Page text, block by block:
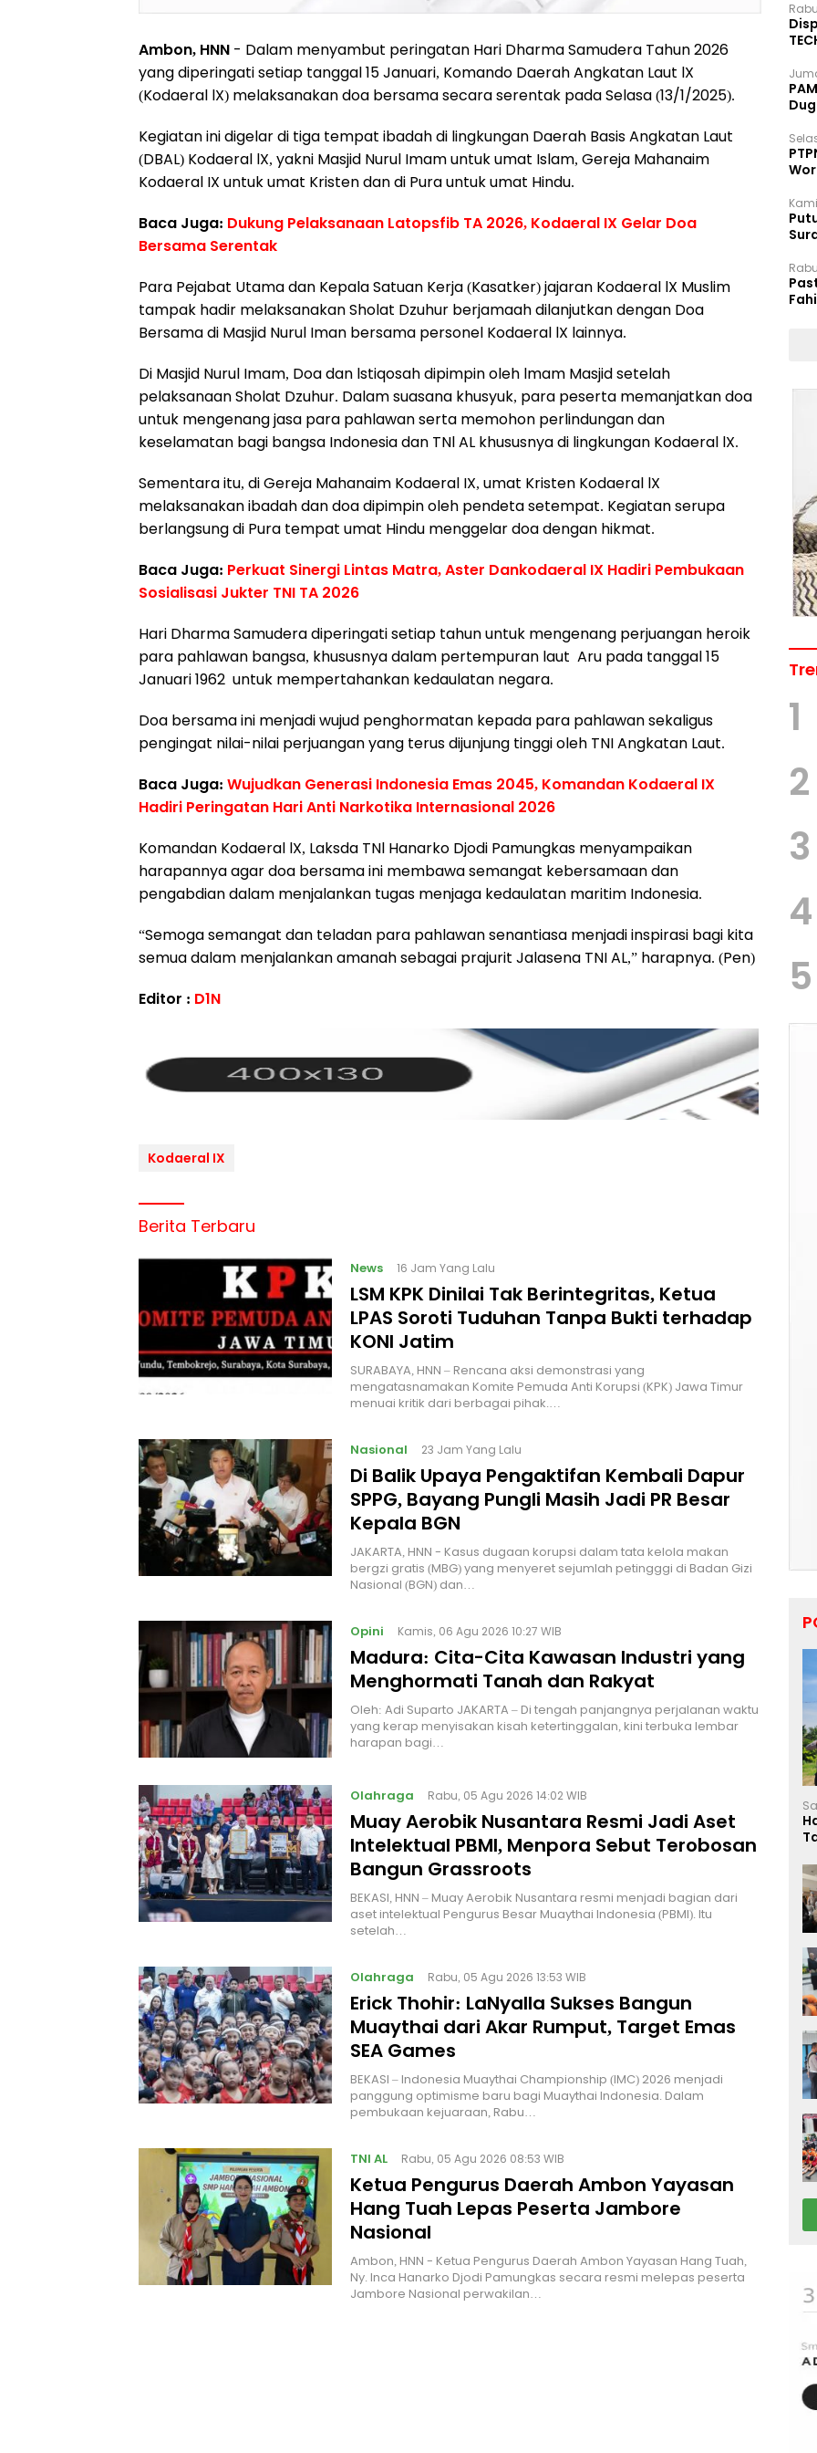
Ambon, HNN - Dalam menyambut peringatan Hari Dharma Samudera Tahun 2026
yang diperingati setiap tanggal 15 Januari, Komando Daerah Angkatan Laut lX
(Kodaeral lX) melaksanakan doa bersama secara serentak pada Selasa (13/1/2025).
Kegiatan ini digelar di tiga tempat ibadah di lingkungan Daerah Basis Angkatan Laut
(DBAL) Kodaeral lX, yakni Masjid Nurul Imam untuk umat Islam, Gereja Mahanaim
Kodaeral IX untuk umat Kristen dan di Pura untuk umat Hindu.
Baca Juga: Dukung Pelaksanaan Latopsfib TA 2026, Kodaeral IX Gelar Doa
Bersama Serentak
Para Pejabat Utama dan Kepala Satuan Kerja (Kasatker) jajaran Kodaeral lX Muslim
tampak hadir melaksanakan Sholat Dzuhur berjamaah dilanjutkan dengan Doa
Bersama di Masjid Nurul Iman bersama personel Kodaeral lX lainnya.
Di Masjid Nurul Imam, Doa dan lstiqosah dipimpin oleh lmam Masjid setelah
pelaksanaan Sholat Dzuhur. Dalam suasana khusyuk, para peserta memanjatkan doa
untuk mengenang jasa para pahlawan serta memohon perlindungan dan
keselamatan bagi bangsa Indonesia dan TNl AL khususnya di lingkungan Kodaeral lX.
Sementara itu, di Gereja Mahanaim Kodaeral IX, umat Kristen Kodaeral lX
melaksanakan ibadah dan doa dipimpin oleh pendeta setempat. Kegiatan serupa
berlangsung di Pura tempat umat Hindu menggelar doa dengan hikmat.
Baca Juga: Perkuat Sinergi Lintas Matra, Aster Dankodaeral IX Hadiri Pembukaan
Sosialisasi Jukter TNI TA 2026
Hari Dharma Samudera diperingati setiap tahun untuk mengenang perjuangan heroik
para pahlawan bangsa, khususnya dalam pertempuran laut Aru pada tanggal 15
Januari 1962 untuk mempertahankan kedaulatan negara.
Doa bersama ini menjadi wujud penghormatan kepada para pahlawan sekaligus
pengingat nilai-nilai perjuangan yang terus dijunjung tinggi oleh TNI Angkatan Laut.
Baca Juga: Wujudkan Generasi Indonesia Emas 2045, Komandan Kodaeral IX
Hadiri Peringatan Hari Anti Narkotika Internasional 2026
Komandan Kodaeral lX, Laksda TNl Hanarko Djodi Pamungkas menyampaikan
harapannya agar doa bersama ini membawa semangat kebersamaan dan
pengabdian dalam menjalankan tugas menjaga kedaulatan maritim Indonesia.
“Semoga semangat dan teladan para pahlawan senantiasa menjadi inspirasi bagi kita
semua dalam menjalankan amanah sebagai prajurit Jalasena TNI AL,” harapnya. (Pen)
Editor : D1N
Kodaeral IX
Berita Terbaru
News 16 Jam Yang Lalu
LSM KPK Dinilai Tak Berintegritas, Ketua
LPAS Soroti Tuduhan Tanpa Bukti terhadap
KONI Jatim
SURABAYA, HNN – Rencana aksi demonstrasi yang
mengatasnamakan Komite Pemuda Anti Korupsi (KPK) Jawa Timur
menuai kritik dari berbagai pihak.…
Nasional 23 Jam Yang Lalu
Di Balik Upaya Pengaktifan Kembali Dapur
SPPG, Bayang Pungli Masih Jadi PR Besar
Kepala BGN
JAKARTA, HNN - Kasus dugaan korupsi dalam tata kelola makan
bergzi gratis (MBG) yang menyeret sejumlah petingggi di Badan Gizi
Nasional (BGN) dan…
Opini Kamis, 06 Agu 2026 10:27 WIB
Madura: Cita-Cita Kawasan Industri yang
Menghormati Tanah dan Rakyat
Oleh: Adi Suparto JAKARTA – Di tengah panjangnya perjalanan waktu
yang kerap menyisakan kisah ketertinggalan, kini terbuka lembar
harapan bagi…
Olahraga Rabu, 05 Agu 2026 14:02 WIB
Muay Aerobik Nusantara Resmi Jadi Aset
Intelektual PBMI, Menpora Sebut Terobosan
Bangun Grassroots
BEKASI, HNN – Muay Aerobik Nusantara resmi menjadi bagian dari
aset intelektual Pengurus Besar Muaythai Indonesia (PBMI). Itu
setelah…
Olahraga Rabu, 05 Agu 2026 13:53 WIB
Erick Thohir: LaNyalla Sukses Bangun
Muaythai dari Akar Rumput, Target Emas
SEA Games
BEKASI – Indonesia Muaythai Championship (IMC) 2026 menjadi
panggung optimisme baru bagi Muaythai Indonesia. Dalam
pembukaan kejuaraan, Rabu…
TNI AL Rabu, 05 Agu 2026 08:53 WIB
Ketua Pengurus Daerah Ambon Yayasan
Hang Tuah Lepas Peserta Jambore
Nasional
Ambon, HNN - Ketua Pengurus Daerah Ambon Yayasan Hang Tuah,
Ny. Inca Hanarko Djodi Pamungkas secara resmi melepas peserta
Jambore Nasional perwakilan…
1
2
3
4
5